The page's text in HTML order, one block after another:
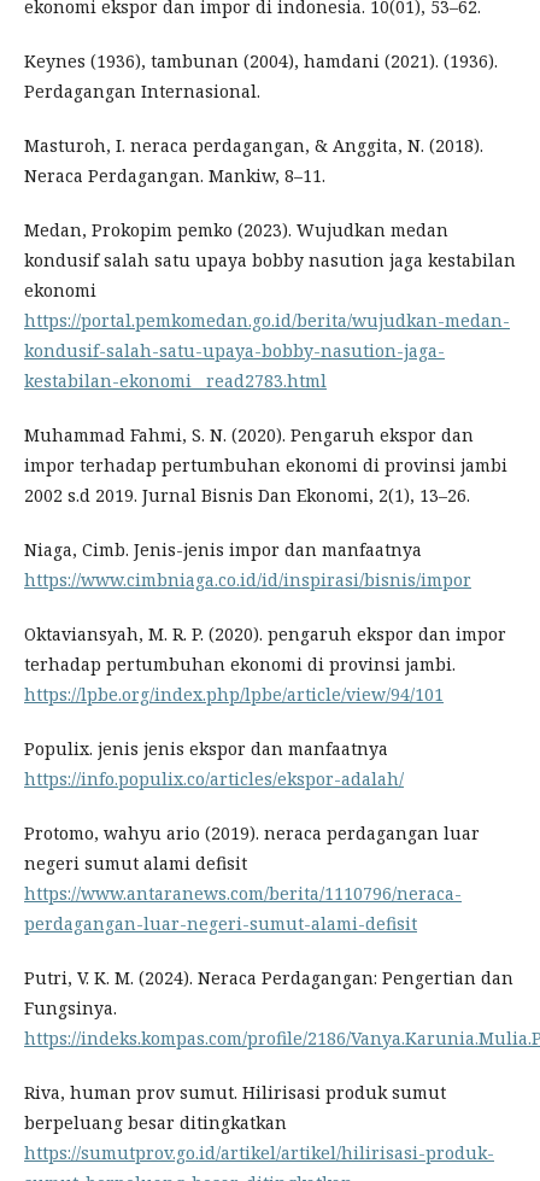
ekonomi ekspor dan impor di indonesia. 10(01), 53–62.
Keynes (1936), tambunan (2004), hamdani (2021). (1936).
Perdagangan Internasional.
Masturoh, I. neraca perdagangan, & Anggita, N. (2018).
Neraca Perdagangan. Mankiw, 8–11.
Medan, Prokopim pemko (2023). Wujudkan medan
kondusif salah satu upaya bobby nasution jaga kestabilan
ekonomi
https://portal.pemkomedan.go.id/berita/wujudkan-medan-
kondusif-salah-satu-upaya-bobby-nasution-jaga-
kestabilan-ekonomi__read2783.html
Muhammad Fahmi, S. N. (2020). Pengaruh ekspor dan
impor terhadap pertumbuhan ekonomi di provinsi jambi
2002 s.d 2019. Jurnal Bisnis Dan Ekonomi, 2(1), 13–26.
Niaga, Cimb. Jenis-jenis impor dan manfaatnya
https://www.cimbniaga.co.id/id/inspirasi/bisnis/impor
Oktaviansyah, M. R. P. (2020). pengaruh ekspor dan impor
terhadap pertumbuhan ekonomi di provinsi jambi.
https://lpbe.org/index.php/lpbe/article/view/94/101
Populix. jenis jenis ekspor dan manfaatnya
https://info.populix.co/articles/ekspor-adalah/
Protomo, wahyu ario (2019). neraca perdagangan luar
negeri sumut alami defisit
https://www.antaranews.com/berita/1110796/neraca-
perdagangan-luar-negeri-sumut-alami-defisit
Putri, V. K. M. (2024). Neraca Perdagangan: Pengertian dan
Fungsinya.
https://indeks.kompas.com/profile/2186/
Riva, human prov sumut. Hilirisasi produk sumut
berpeluang besar ditingkatkan
https://sumutprov.go.id/artikel/artikel/hilirisasi-produk-